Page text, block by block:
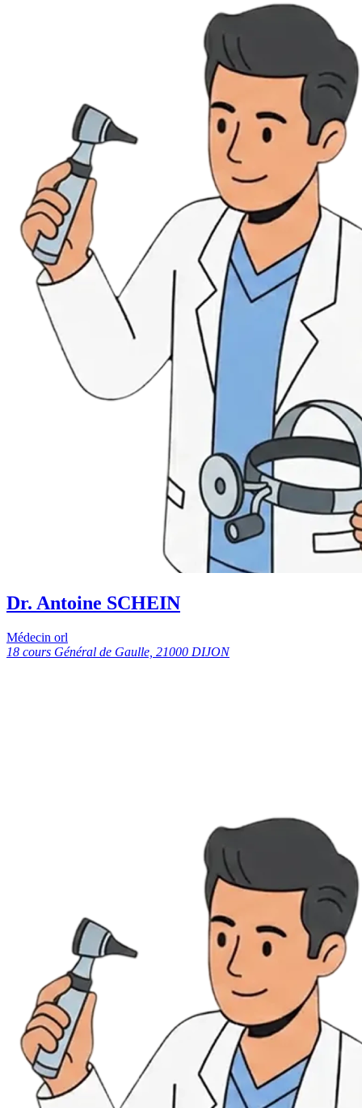
Dr. Antoine SCHEIN
Médecin orl
18 cours Général de Gaulle, 21000 DIJON